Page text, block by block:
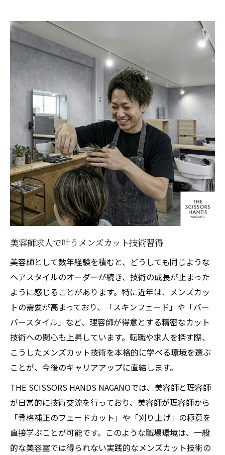
美容師求人で叶うメンズカット技術習得
美容師として数年経験を積むと、どうしても同じような
ヘアスタイルのオーダーが続き、技術の成長が止まった
ように感じることがあります。特に近年は、メンズカッ
トの需要が高まっており、「スキンフェード」や「バー
バースタイル」など、理容師が得意とする精密なカット
技術への関心も上昇しています。転職や求人を探す際、
こうしたメンズカット技術を本格的に学べる環境を選ぶ
ことが、今後のキャリアアップに直結します。
THE SCISSORS HANDS NAGANOでは、美容師と理容師
が日常的に技術交流を行っており、美容師が理容師から
「骨格補正のフェードカット」や「刈り上げ」の極意を
直接学ぶことが可能です。このような職場環境は、一般
的な美容室では得られない実践的なメンズカット技術の